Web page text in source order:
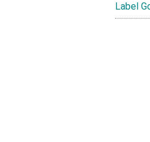
Label